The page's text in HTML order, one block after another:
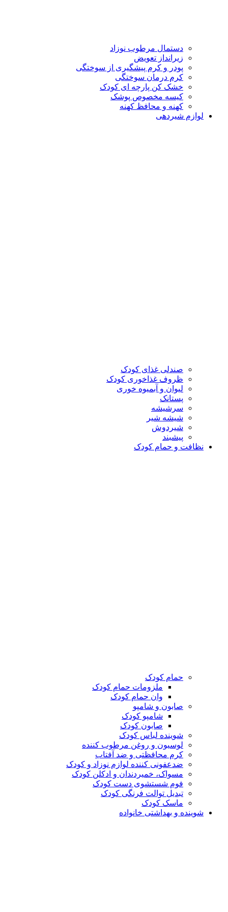
دستمال مرطوب نوزاد
زیرانداز تعویض
پودر و کرم پیشگیری از سوختگی
کرم درمان سوختگی
خشک کن پارچه ای کودک
کیسه مخصوص پوشک
کهنه و محافظ کهنه
لوازم شیردهی
صندلی غذای کودک
ظروف غذاخوری کودک
لیوان و آبمیوه خوری
پستانک
سرشیشه
شیشه شیر
شیردوش
پیشبند
نظافت و حمام کودک
حمام کودک
ملزومات حمام کودک
وان حمام کودک
صابون و شامپو
شامپو کودک
صابون کودک
شوینده لباس کودک
لوسیون و روغن مرطوب کننده
کرم محافظتی و ضد آفتاب
ضدعفونی کننده لوازم نوزاد و کودک
مسواک، خمیردندان و ادکلن کودک
فوم شستشوی دست کودک
تبدیل توالت فرنگی کودک
ماسک کودک
شوینده و بهداشتی خانواده